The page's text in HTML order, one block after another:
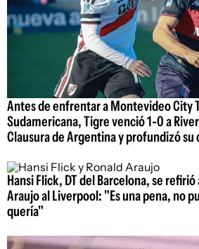
Antes de enfrentar a Montevideo City
Sudamericana, Tigre venció 1-0 a
Clausura de Argentina y profundizó su
Hansi Flick, DT del Barcelona, se refirió
Araujo al Liverpool: "Es una pena, no
quería"